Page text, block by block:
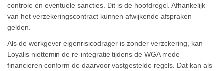
controle en eventuele sancties. Dit is de hoofdregel. Afhankelijk
van het verzekeringscontract kunnen afwijkende afspraken
gelden.
Als de werkgever eigenrisicodrager is zonder verzekering, kan
Loyalis niettemin de re-integratie tijdens de WGA mede
financieren conform de daarvoor vastgestelde regels. Dat kan als